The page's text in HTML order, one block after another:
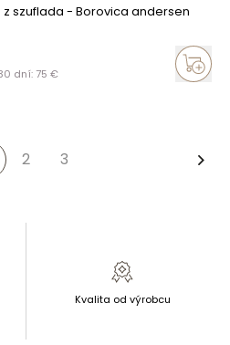
z szuflada - Borovica andersen
dní: 75 €
2 3
Kvalita od výrobcu